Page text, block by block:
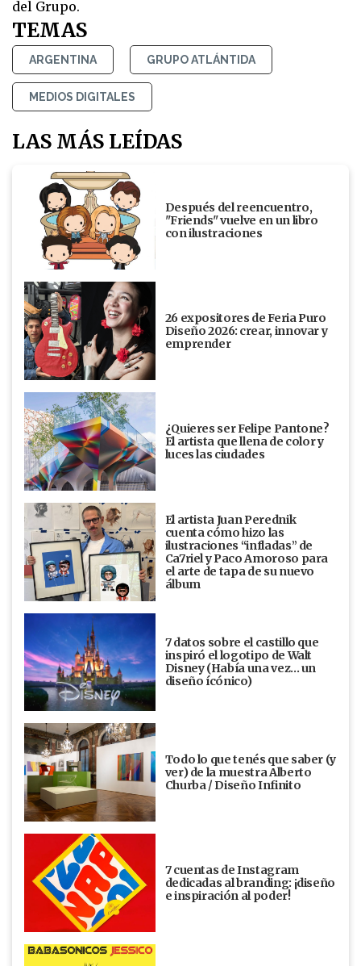
del Grupo.
TEMAS
ARGENTINA GRUPO ATLÁNTIDA
MEDIOS DIGITALES
LAS MÁS LEÍDAS
Después del reencuentro,
"Friends" vuelve en un libro
con ilustraciones
26 expositores de Feria Puro
Diseño 2026: crear, innovar y
emprender
¿Quieres ser Felipe Pantone?
El artista que llena de color y
luces las ciudades
El artista Juan Perednik
cuenta cómo hizo las
ilustraciones “infladas” de
Ca7riel y Paco Amoroso para
el arte de tapa de su nuevo
álbum
7 datos sobre el castillo que
inspiró el logotipo de Walt
Disney (Había una vez... un
diseño ícónico)
Todo lo que tenés que saber (y
ver) de la muestra Alberto
Churba / Diseño Infinito
7 cuentas de Instagram
dedicadas al branding: ¡diseño
e inspiración al poder!